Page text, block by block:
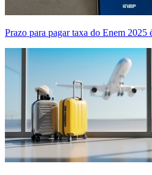
Prazo para pagar taxa do Enem